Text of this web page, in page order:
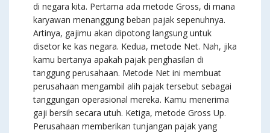
di negara kita. Pertama ada metode Gross, di mana
karyawan menanggung beban pajak sepenuhnya.
Artinya, gajimu akan dipotong langsung untuk
disetor ke kas negara. Kedua, metode Net. Nah, jika
kamu bertanya apakah pajak penghasilan di
tanggung perusahaan. Metode Net ini membuat
perusahaan mengambil alih pajak tersebut sebagai
tanggungan operasional mereka. Kamu menerima
gaji bersih secara utuh. Ketiga, metode Gross Up.
Perusahaan memberikan tunjangan pajak yang